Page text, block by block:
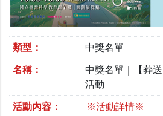
類型： 中獎名單
名稱：
中獎名單｜【葬
活動
活動內容： ※活動詳情※